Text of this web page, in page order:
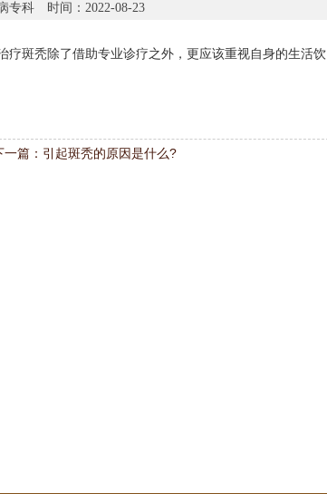
专科 时间：2022-08-23
疗斑秃除了借助专业诊疗之外，更应该重视自身的生活饮
一篇： 引起斑秃的原因是什么?